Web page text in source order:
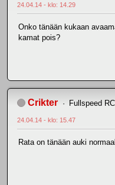
24.04.14 - klo: 14.29
Onko tänään kukaan
kamat pois?
Crikter Fullspeed RC
24.04.14 - klo: 15.47
Rata on tänään auki